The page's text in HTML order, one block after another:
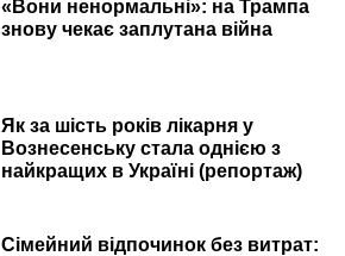
«Вони ненормальні»: на Трампа
знову чекає заплутана війна
Як за шість років лікарня у
Вознесенську стала однією з
найкращих в Україні (репортаж)
Сімейний відпочинок без витрат: